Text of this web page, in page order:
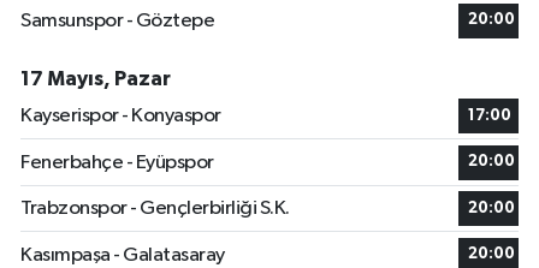
Samsunspor - Göztepe 20:00
17 Mayıs, Pazar
Kayserispor - Konyaspor
17:00
Fenerbahçe - Eyüpspor 20:00
Trabzonspor - Gençlerbirliği S.K. 20:00
Kasımpaşa - Galatasaray 20:00